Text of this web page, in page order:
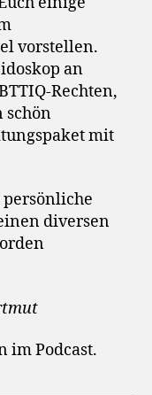
vorstellen.
an
Rechten,
schön
mit
persönliche
diversen
im Podcast.